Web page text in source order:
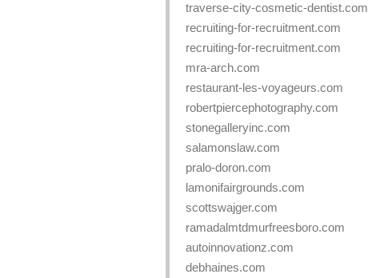
traverse-city-cosmetic-dentist.com
recruiting-for-recruitment.com
recruiting-for-recruitment.com
mra-arch.com
restaurant-les-voyageurs.com
robertpiercephotography.com
stonegalleryinc.com
salamonslaw.com
pralo-doron.com
lamonifairgrounds.com
scottswajger.com
ramadalmtdmurfreesboro.com
autoinnovationz.com
debhaines.com